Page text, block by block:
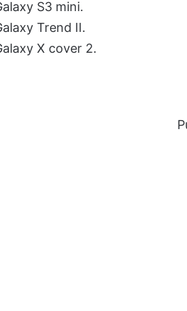
S3 mini.
Trend II.
X cover 2.